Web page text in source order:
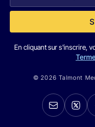
En cliquant sur s'inscrire,
© 2026 Talmont